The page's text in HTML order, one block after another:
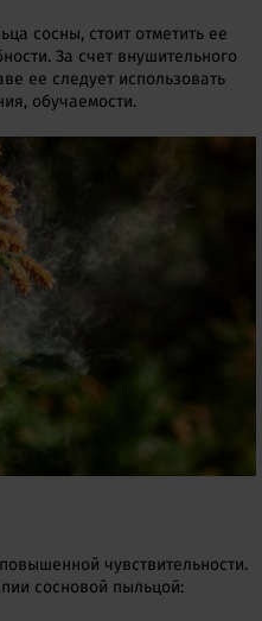
сосны, стоит отметить ее
За счет внушительного
ее следует использовать
обучаемости.
чувствительности.
сосновой пыльцой: